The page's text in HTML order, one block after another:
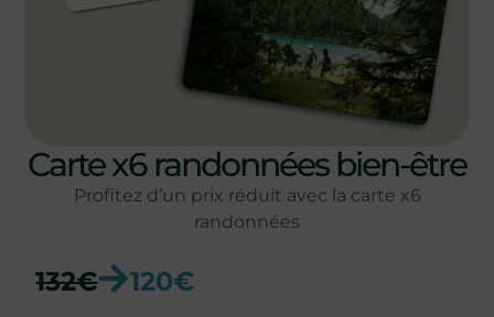
Carte x6 randonnées bien-être
Profitez d’un prix réduit avec la carte x6
randonnées
132€ 120€